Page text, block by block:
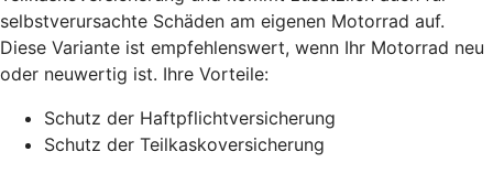
selbstverursachte Schäden am eigenen Motorrad auf.
Diese Variante ist empfehlenswert, wenn Ihr Motorrad neu
oder neuwertig ist. Ihre Vorteile:
Schutz der Haftpflichtversicherung
Schutz der Teilkaskoversicherung